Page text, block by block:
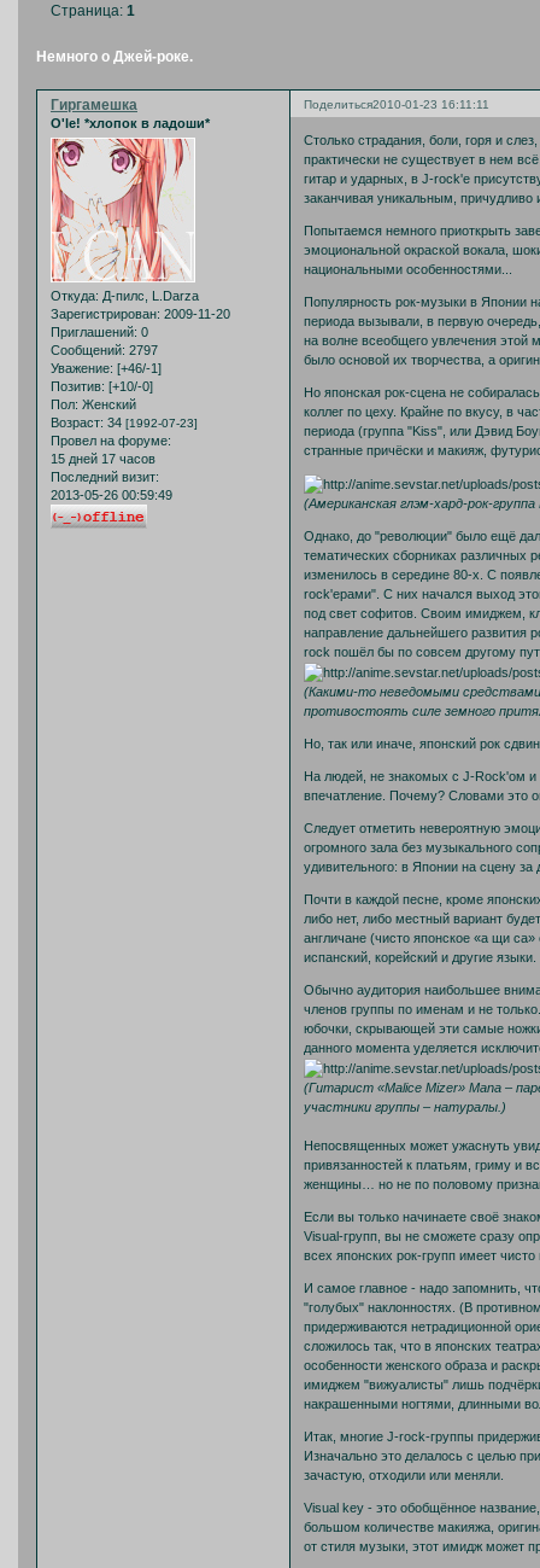
Немного о Джей-роке.
Страница:1
Поделиться2010-01-23 16:11:11
Гиргамешка
O'le! *хлопок в ладоши*
Откуда: Д-пилс, L.Darza
Зарегистрирован: 2009-11-20
Приглашений: 0
Сообщений: 2797
Уважение: [+46/-1]
Позитив: [+10/-0]
Пол: Женский
Возраст: 34 [1992-07-23]
Провел на форуме:
15 дней 17 часов
Последний визит:
2013-05-26 00:59:49
Столько страдания, боли, горя и
практически не существует в нем
гитар и ударных, в J-rock'е
заканчивая уникальным,
Попытаемся немного приоткрыть
эмоциональной окраской вокала,
национальными особенностями...
Популярность рок-музыки в Японии
периода вызывали, в первую
на волне всеобщего увлечения этой
было основой их творчества, а
Но японская рок-сцена не
коллег по цеху. Крайне по вкусу, в
периода (группа "Kiss", или Дэвид
странные причёски и макияж,
(Американская глэм-хард-рок-
Однако, до "революции" было ещё
тематических сборниках различных
изменилось в середине 80-х. С
rock'ерами". С них начался выход
под свет софитов. Своим имиджем,
направление дальнейшего развития
rock пошёл бы по совсем другому
(Какими-то неведомыми
противостоять силе земного
Но, так или иначе, японский рок
На людей, не знакомых с J-Rock'ом и
впечатление. Почему? Словами это
Следует отметить невероятную
огромного зала без музыкального
удивительного: в Японии на сцену за
Почти в каждой песне, кроме
либо нет, либо местный вариант
англичане (чисто японское «а щи
испанский, корейский и другие
Обычно аудитория наибольшее
членов группы по именам и не
юбочки, скрывающей эти самые
данного момента уделяется
(Гитарист «Malice Mizer» Mana –
участники группы – натуралы.)
Непосвященных может ужаснуть
привязанностей к платьям, гриму и
женщины… но не по половому
Если вы только начинаете своё
Visual-групп, вы не сможете сразу
всех японских рок-групп имеет
И самое главное - надо запомнить,
"голубых" наклонностях. (В
придерживаются нетрадиционной
сложилось так, что в японских
особенности женского образа и
имиджем "вижуалисты" лишь
накрашенными ногтями, длинными
Итак, многие J-rock-группы
Изначально это делалось с целью
зачастую, отходили или меняли.
Visual key - это обобщённое
большом количестве макияжа,
от стиля музыки, этот имидж может